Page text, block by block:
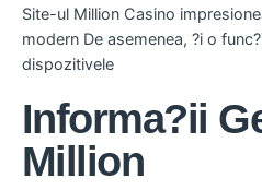
Site-ul Million Casino
modern De asemenea, ?i o
dispozitivele
Informa?ii
Million